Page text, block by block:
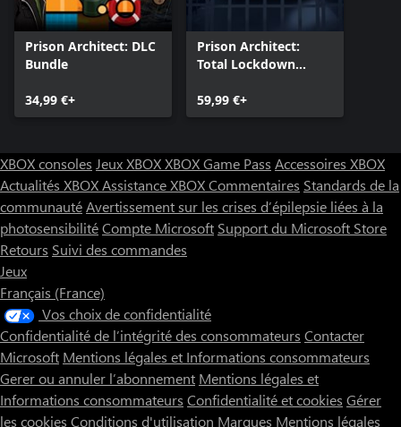
Prison Architect: DLC
Bundle
34,99 €+
Prison Architect:
Total Lockdown
59,99 €+
XBOX consoles Jeux XBOXXBOX Game Pass Accessoires XBOX
Actualités XBOXAssistance XBOXCommentaires Standards de la
communautéAvertissement sur les crises d’épilepsie liées à la
photosensibilitéCompte Microsoft Support du Microsoft Store
Retours Suivi des commandes
Jeux
Français (France)
Vos choix de confidentialité
Confidentialité de l’intégrité des consommateurs Contacter
Microsoft Mentions légales et Informations consommateurs
Gerer ou annuler l’abonnement Mentions légales et
Informations consommateurs Confidentialité et cookies Gérer
les cookies Conditions d'utilisation Marques Mentions légales